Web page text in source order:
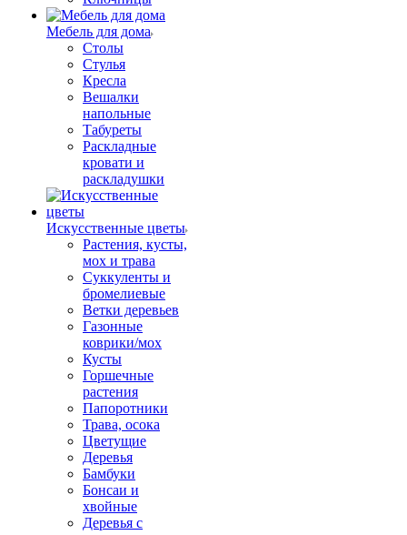
Мебель для дома
Столы
Стулья
Кресла
Вешалки
напольные
Табуреты
Раскладные
кровати и
раскладушки
Искусственные цветы
Растения, кусты,
мох и трава
Суккуленты и
бромелиевые
Ветки деревьев
Газонные
коврики/мох
Кусты
Горшечные
растения
Папоротники
Трава, осока
Цветущие
Деревья
Бамбуки
Бонсаи и
хвойные
Деревья с